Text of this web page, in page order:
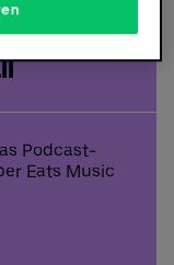
English
der
Podcast-
Eats Music